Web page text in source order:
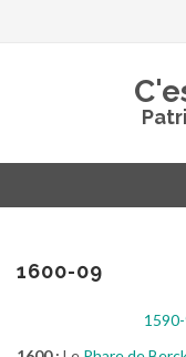
contenu
1600-09